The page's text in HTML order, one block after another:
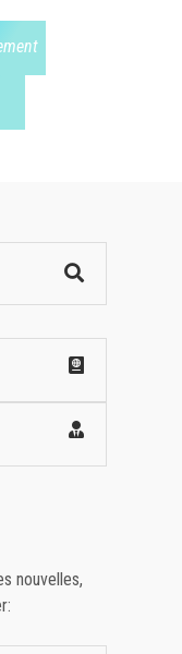
nouvelles,